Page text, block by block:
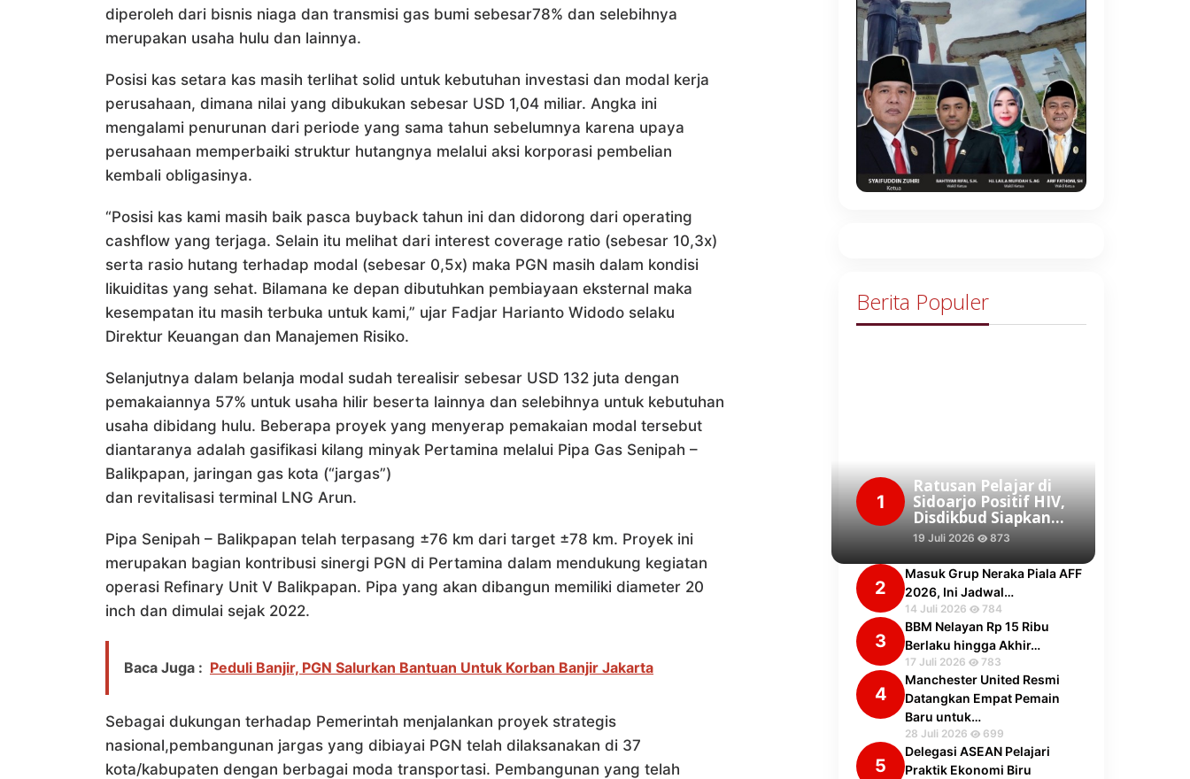
diperoleh dari bisnis niaga dan transmisi gas bumi sebesar78% dan selebihnya
merupakan usaha hulu dan lainnya.
Posisi kas setara kas masih terlihat solid untuk kebutuhan investasi dan modal kerja
perusahaan, dimana nilai yang dibukukan sebesar USD 1,04 miliar. Angka ini
mengalami penurunan dari periode yang sama tahun sebelumnya karena upaya
perusahaan memperbaiki struktur hutangnya melalui aksi korporasi pembelian
kembali obligasinya.
“Posisi kas kami masih baik pasca buyback tahun ini dan didorong dari operating
cashflow yang terjaga. Selain itu melihat dari interest coverage ratio (sebesar 10,3x)
serta rasio hutang terhadap modal (sebesar 0,5x) maka PGN masih dalam kondisi
likuiditas yang sehat. Bilamana ke depan dibutuhkan pembiayaan eksternal maka
kesempatan itu masih terbuka untuk kami,” ujar Fadjar Harianto Widodo selaku
Direktur Keuangan dan Manajemen Risiko.
Selanjutnya dalam belanja modal sudah terealisir sebesar USD 132 juta dengan
pemakaiannya 57% untuk usaha hilir beserta lainnya dan selebihnya untuk kebutuhan
usaha dibidang hulu. Beberapa proyek yang menyerap pemakaian modal tersebut
diantaranya adalah gasifikasi kilang minyak Pertamina melalui Pipa Gas Senipah –
Balikpapan, jaringan gas kota (“jargas”)
dan revitalisasi terminal LNG Arun.
Pipa Senipah – Balikpapan telah terpasang ±76 km dari target ±78 km. Proyek ini
merupakan bagian kontribusi sinergi PGN di Pertamina dalam mendukung kegiatan
operasi Refinary Unit V Balikpapan. Pipa yang akan dibangun memiliki diameter 20
inch dan dimulai sejak 2022.
Baca Juga : Peduli Banjir, PGN Salurkan Bantuan Untuk Korban Banjir Jakarta
Sebagai dukungan terhadap Pemerintah menjalankan proyek strategis
nasional,pembangunan jargas yang dibiayai PGN telah dilaksanakan di 37
kota/kabupaten dengan berbagai moda transportasi. Pembangunan yang telah
Berita Populer
1
Ratusan Pelajar di
Sidoarjo Positif HIV,
Disdikbud Siapkan…
19 Juli 2026 873
2
Masuk Grup Neraka Piala AFF
2026, Ini Jadwal…
14 Juli 2026 784
3
BBM Nelayan Rp 15 Ribu
Berlaku hingga Akhir…
17 Juli 2026 783
4
Manchester United Resmi
Datangkan Empat Pemain
Baru untuk…
28 Juli 2026 699
5
Delegasi ASEAN Pelajari
Praktik Ekonomi Biru